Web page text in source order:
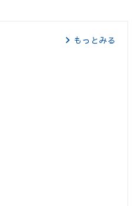
もっとみる